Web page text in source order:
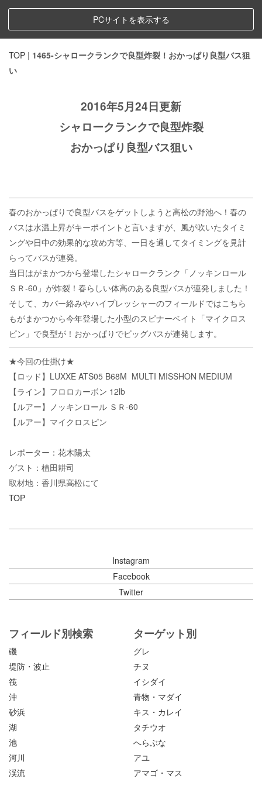
PCサイトを表示する
TOP | 1465-シャロークランクで良型炸裂！おかっぱり良型バス狙
い
2016年5月24日更新
シャロークランクで良型炸裂
おかっぱり良型バス狙い
春のおかっぱりで良型バスをゲットしようと高松の野池へ！春の
バスは水温上昇がキーポイントと言いますが、風が吹いたタイミ
ングや日中の効果的な攻め方等、一日を通してタイミングを見計
らってバスが連発。
当日はがまかつから登場したシャロークランク「ノッキンロール
ＳＲ-60」が炸裂！春らしい体高のある良型バスが連発しました！
そして、カバー絡みやハイプレッシャーのフィールドではこちら
もがまかつから今年登場した小型のスピナーベイト「マイクロス
ピン」で良型が！おかっぱりでビッグバスが連発します。
★今回の仕掛け★
【ロッド】LUXXE ATS05 B68M MULTI MISSHON MEDIUM
【ライン】フロロカーボン 12lb
【ルアー】ノッキンロール ＳＲ-60
【ルアー】マイクロスピン
レポーター：花木陽太
ゲスト：植田耕司
取材地：香川県高松にて
TOP
Instagram
Facebook
Twitter
フィールド別検索
磯
堤防・波止
筏
沖
砂浜
湖
池
河川
渓流
ターゲット別
グレ
チヌ
イシダイ
青物・マダイ
キス・カレイ
タチウオ
へらぶな
アユ
アマゴ・マス